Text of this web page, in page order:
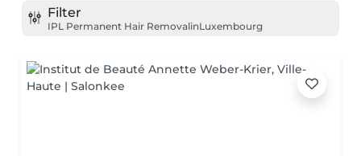
Filter
IPL Permanent Hair RemovalinLuxembourg